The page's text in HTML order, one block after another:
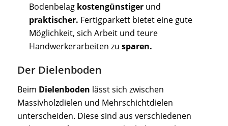
Bodenbelag kostengünstigerund
praktischer. Fertigparkett bietet eine gute
Möglichkeit, sich Arbeit und teure
Handwerkerarbeiten zu sparen.
Der Dielenboden
Beim Dielenboden lässt sich zwischen
Massivholzdielen und Mehrschichtdielen
unterscheiden. Diese sind aus verschiedenen